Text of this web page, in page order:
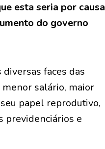
esta seria por causa
do governo
faces das
salário, maior
papel reprodutivo,
previdenciários e